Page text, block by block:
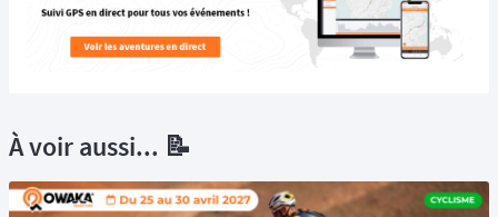
À voir aussi... 📝